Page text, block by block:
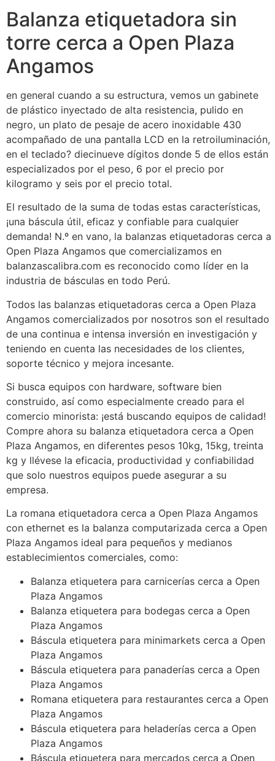
Balanza etiquetadora sin
torre cerca a Open Plaza
Angamos
en general cuando a su estructura, vemos un gabinete
de plástico inyectado de alta resistencia, pulido en
negro, un plato de pesaje de acero inoxidable 430
acompañado de una pantalla LCD en la retroiluminación,
en el teclado? diecinueve dígitos donde 5 de ellos están
especializados por el peso, 6 por el precio por
kilogramo y seis por el precio total.
El resultado de la suma de todas estas características,
¡una báscula útil, eficaz y confiable para cualquier
demanda! N.º en vano, la balanzas etiquetadoras cerca a
Open Plaza Angamos que comercializamos en
balanzascalibra.com es reconocido como líder en la
industria de básculas en todo Perú.
Todos las balanzas etiquetadoras cerca a Open Plaza
Angamos comercializados por nosotros son el resultado
de una continua e intensa inversión en investigación y
teniendo en cuenta las necesidades de los clientes,
soporte técnico y mejora incesante.
Si busca equipos con hardware, software bien
construido, así como especialmente creado para el
comercio minorista: ¡está buscando equipos de calidad!
Compre ahora su balanza etiquetadora cerca a Open
Plaza Angamos, en diferentes pesos 10kg, 15kg, treinta
kg y llévese la eficacia, productividad y confiabilidad
que solo nuestros equipos puede asegurar a su
empresa.
La romana etiquetadora cerca a Open Plaza Angamos
con ethernet es la balanza computarizada cerca a Open
Plaza Angamos ideal para pequeños y medianos
establecimientos comerciales, como:
Balanza etiquetera para carnicerías cerca a Open
Plaza Angamos
Balanza etiquetera para bodegas cerca a Open
Plaza Angamos
Báscula etiquetera para minimarkets cerca a Open
Plaza Angamos
Báscula etiquetera para panaderías cerca a Open
Plaza Angamos
Romana etiquetera para restaurantes cerca a Open
Plaza Angamos
Báscula etiquetera para heladerías cerca a Open
Plaza Angamos
Báscula etiquetera para mercados cerca a Open